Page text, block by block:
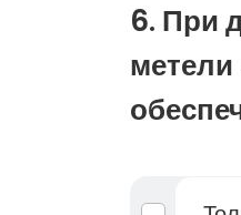
6. При